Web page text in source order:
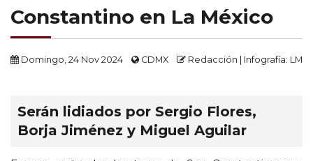
Constantino en La México
Domingo, 24 Nov 2024 CDMX Redacción | Infografía: LM
Serán lidiados por Sergio Flores,
Borja Jiménez y Miguel Aguilar